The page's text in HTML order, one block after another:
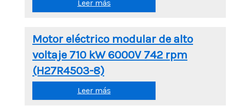
Leer más
Motor eléctrico modular de alto
voltaje 710 kW 6000V 742 rpm
(H27R4503-8)
Leer más